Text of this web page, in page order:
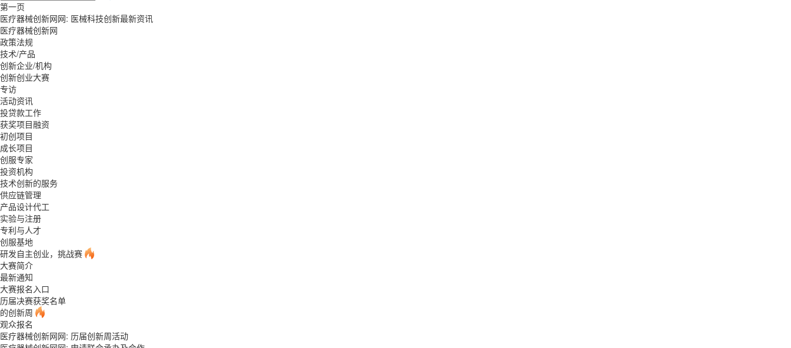
第一页
医疗器械创新网网: 医械科技创新最新资讯
医疗器械创新网
政策法规
技术/产品
创新企业/机构
创新创业大赛
专访
活动资讯
投贷款工作
获奖项目融资
初创项目
成长项目
创服专家
投资机构
技术创新的服务
供应链管理
产品设计代工
实验与注册
专利与人才
创服基地
研发自主创业，挑战赛
大赛简介
最新通知
大赛报名入口
历届决赛获奖名单
的创新周
观众报名
医疗器械创新网网: 历届创新周活动